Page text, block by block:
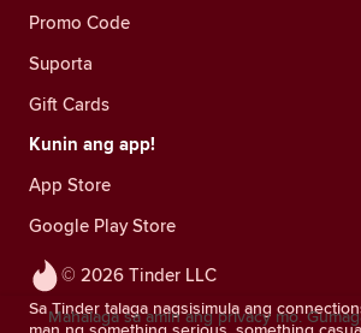
© 2026 Tinder LLC
Sa Tinder talaga nagsisimula ang
Promo Code
Suporta
Gift Cards
Kunin ang app!
App Store
Google Play Store
Mahalaga sa amin ang privacy mo.